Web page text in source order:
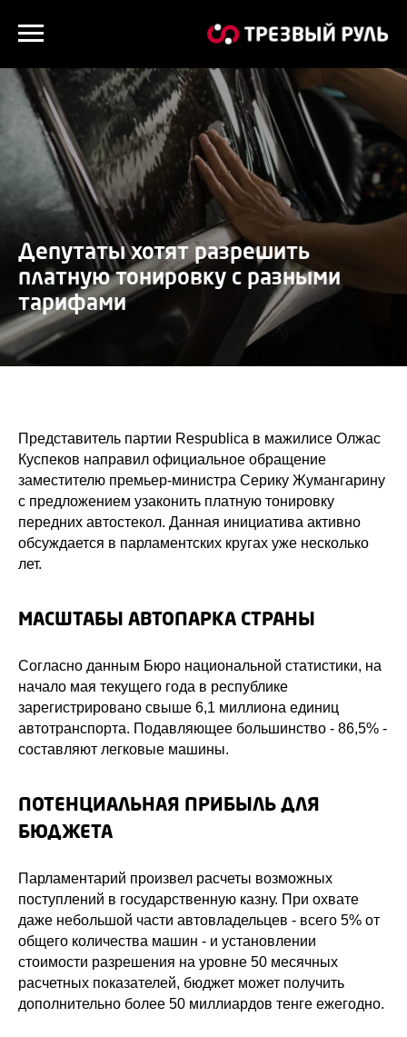
Депутаты хотят разрешить
платную тонировку с разными
тарифами
Представитель партии Respublica в мажилисе Олжас
Куспеков направил официальное обращение
заместителю премьер-министра Серику Жумангарину
с предложением узаконить платную тонировку
передних автостекол. Данная инициатива активно
обсуждается в парламентских кругах уже несколько
лет.
МАСШТАБЫ АВТОПАРКА СТРАНЫ
Согласно данным Бюро национальной статистики, на
начало мая текущего года в республике
зарегистрировано свыше 6,1 миллиона единиц
автотранспорта. Подавляющее большинство - 86,5% -
составляют легковые машины.
ПОТЕНЦИАЛЬНАЯ ПРИБЫЛЬ ДЛЯ
БЮДЖЕТА
Парламентарий произвел расчеты возможных
поступлений в государственную казну. При охвате
даже небольшой части автовладельцев - всего 5% от
общего количества машин - и установлении
стоимости разрешения на уровне 50 месячных
расчетных показателей, бюджет может получить
дополнительно более 50 миллиардов тенге ежегодно.